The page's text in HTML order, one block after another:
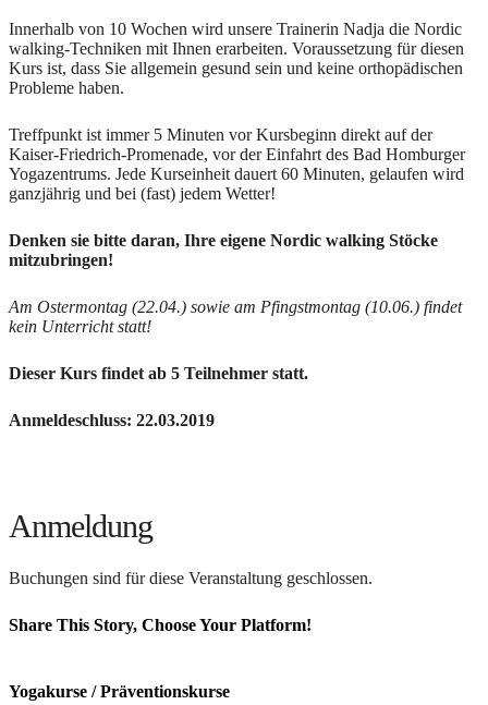
Innerhalb von 10 Wochen wird unsere Trainerin Nadja die Nordic
walking-Techniken mit Ihnen erarbeiten. Voraussetzung für diesen
Kurs ist, dass Sie allgemein gesund sein und keine orthopädischen
Probleme haben.
Treffpunkt ist immer 5 Minuten vor Kursbeginn direkt auf der
Kaiser-Friedrich-Promenade, vor der Einfahrt des Bad Homburger
Yogazentrums. Jede Kurseinheit dauert 60 Minuten, gelaufen wird
ganzjährig und bei (fast) jedem Wetter!
Denken sie bitte daran, Ihre eigene Nordic walking Stöcke
mitzubringen!
Am Ostermontag (22.04.) sowie am Pfingstmontag (10.06.) findet
kein Unterricht statt!
Dieser Kurs findet ab 5 Teilnehmer statt.
Anmeldeschluss: 22.03.2019
Anmeldung
Buchungen sind für diese Veranstaltung geschlossen.
Share This Story, Choose Your Platform!
Mail
Yogakurse / Präventionskurse